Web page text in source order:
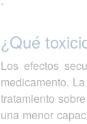
¿Qué
Los efectos
medicamento.
tratamiento
una menor